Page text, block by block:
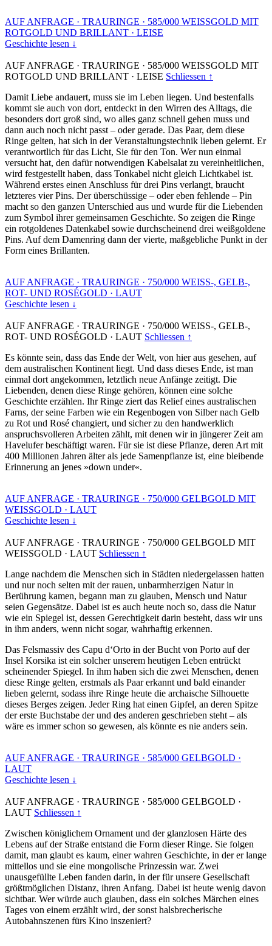
AUF ANFRAGE · TRAURINGE · 585/000 WEISSGOLD MIT
ROTGOLD UND BRILLANT · LEISE
Geschichte lesen ↓
AUF ANFRAGE · TRAURINGE · 585/000 WEISSGOLD MIT
ROTGOLD UND BRILLANT · LEISE Schliessen ↑
Damit Liebe andauert, muss sie im Leben liegen. Und bestenfalls
kommt sie auch von dort, entdeckt in den Wirren des Alltags, die
besonders dort groß sind, wo alles ganz schnell gehen muss und
dann auch noch nicht passt – oder gerade. Das Paar, dem diese
Ringe gelten, hat sich in der Veranstaltungstechnik lieben gelernt. Er
verantwortlich für das Licht, Sie für den Ton. Wer nun einmal
versucht hat, den dafür notwendigen Kabelsalat zu vereinheitlichen,
wird festgestellt haben, dass Tonkabel nicht gleich Lichtkabel ist.
Während erstes einen Anschluss für drei Pins verlangt, braucht
letzteres vier Pins. Der überschüssige – oder eben fehlende – Pin
macht so den ganzen Unterschied aus und wurde für die Liebenden
zum Symbol ihrer gemeinsamen Geschichte. So zeigen die Ringe
ein rotgoldenes Datenkabel sowie durchscheinend drei weißgoldene
Pins. Auf dem Damenring dann der vierte, maßgebliche Punkt in der
Form eines Brillanten.
AUF ANFRAGE · TRAURINGE · 750/000 WEISS-, GELB-,
ROT- UND ROSÉGOLD · LAUT
Geschichte lesen ↓
AUF ANFRAGE · TRAURINGE · 750/000 WEISS-, GELB-,
ROT- UND ROSÉGOLD · LAUT Schliessen ↑
Es könnte sein, dass das Ende der Welt, von hier aus gesehen, auf
dem australischen Kontinent liegt. Und dass dieses Ende, ist man
einmal dort angekommen, letztlich neue Anfänge zeitigt. Die
Liebenden, denen diese Ringe gehören, können eine solche
Geschichte erzählen. Ihr Ringe ziert das Relief eines australischen
Farns, der seine Farben wie ein Regenbogen von Silber nach Gelb
zu Rot und Rosé changiert, und sicher zu den handwerklich
anspruchsvolleren Arbeiten zählt, mit denen wir in jüngerer Zeit am
Havelufer beschäftigt waren. Für sie ist diese Pflanze, deren Art mit
400 Millionen Jahren älter als jede Samenpflanze ist, eine bleibende
Erinnerung an jenes »down under«.
AUF ANFRAGE · TRAURINGE · 750/000 GELBGOLD MIT
WEISSGOLD · LAUT
Geschichte lesen ↓
AUF ANFRAGE · TRAURINGE · 750/000 GELBGOLD MIT
WEISSGOLD · LAUT Schliessen ↑
Lange nachdem die Menschen sich in Städten niedergelassen hatten
und nur noch selten mit der rauen, unbarmherzigen Natur in
Berührung kamen, begann man zu glauben, Mensch und Natur
seien Gegensätze. Dabei ist es auch heute noch so, dass die Natur
wie ein Spiegel ist, dessen Gerechtigkeit darin besteht, dass wir uns
in ihm anders, wenn nicht sogar, wahrhaftig erkennen.
Das Felsmassiv des Capu d‘Orto in der Bucht von Porto auf der
Insel Korsika ist ein solcher unserem heutigen Leben entrückt
scheinender Spiegel. In ihm haben sich die zwei Menschen, denen
diese Ringe gelten, erstmals als Paar erkannt und bald einander
lieben gelernt, sodass ihre Ringe heute die archaische Silhouette
dieses Berges zeigen. Jeder Ring hat einen Gipfel, an deren Spitze
der erste Buchstabe der und des anderen geschrieben steht – als
wäre es immer schon so gewesen, als könnte es nie anders sein.
AUF ANFRAGE · TRAURINGE · 585/000 GELBGOLD ·
LAUT
Geschichte lesen ↓
AUF ANFRAGE · TRAURINGE · 585/000 GELBGOLD ·
LAUT Schliessen ↑
Zwischen königlichem Ornament und der glanzlosen Härte des
Lebens auf der Straße entstand die Form dieser Ringe. Sie folgen
damit, man glaubt es kaum, einer wahren Geschichte, in der er lange
mittellos und sie eine mongolische Prinzessin war. Zwei
unausgefüllte Leben fanden darin, in der für unsere Gesellschaft
größtmöglichen Distanz, ihren Anfang. Dabei ist heute wenig davon
sichtbar. Wer würde auch glauben, dass ein solches Märchen eines
Tages von einem erzählt wird, der sonst halsbrecherische
Autobahnszenen fürs Kino inszeniert?